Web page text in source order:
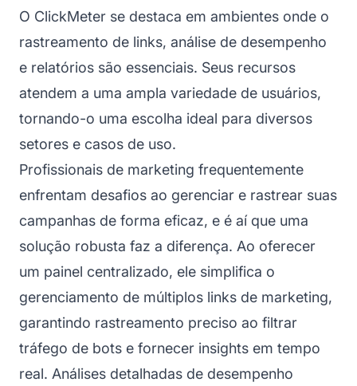
O ClickMeter se destaca em ambientes onde o
rastreamento de links, análise de desempenho
e relatórios são essenciais. Seus recursos
atendem a uma ampla variedade de usuários,
tornando-o uma escolha ideal para diversos
setores e casos de uso.
Profissionais de marketing frequentemente
enfrentam desafios ao gerenciar e rastrear suas
campanhas de forma eficaz, e é aí que uma
solução robusta faz a diferença. Ao oferecer
um painel centralizado, ele simplifica o
gerenciamento de múltiplos links de marketing,
garantindo rastreamento preciso ao filtrar
tráfego de bots e fornecer insights em tempo
real. Análises detalhadas de desempenho